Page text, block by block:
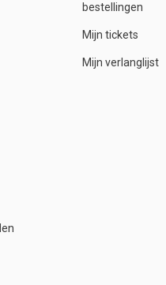
bestellingen
Mijn tickets
Mijn verlanglijst